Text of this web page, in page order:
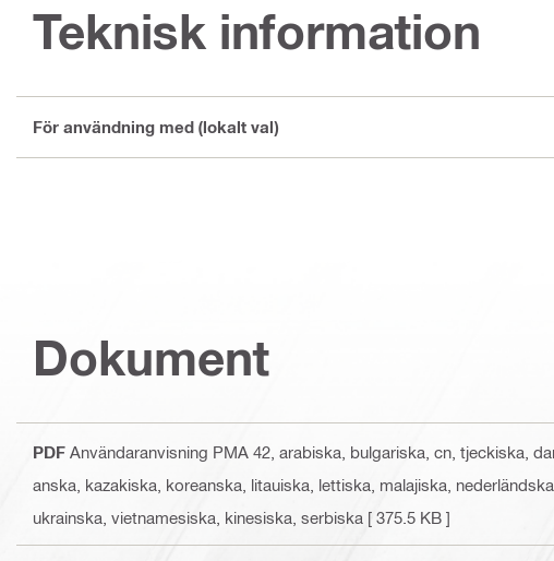
Teknisk information
För användning med (lokalt val)
Dokument
PDF Användaranvisning PMA 42 , arabiska, bulgariska, cn, tjeckiska,
anska, kazakiska, koreanska, litauiska, lettiska, malajiska,
ukrainska, vietnamesiska, kinesiska, serbiska [ 375.5 KB ]